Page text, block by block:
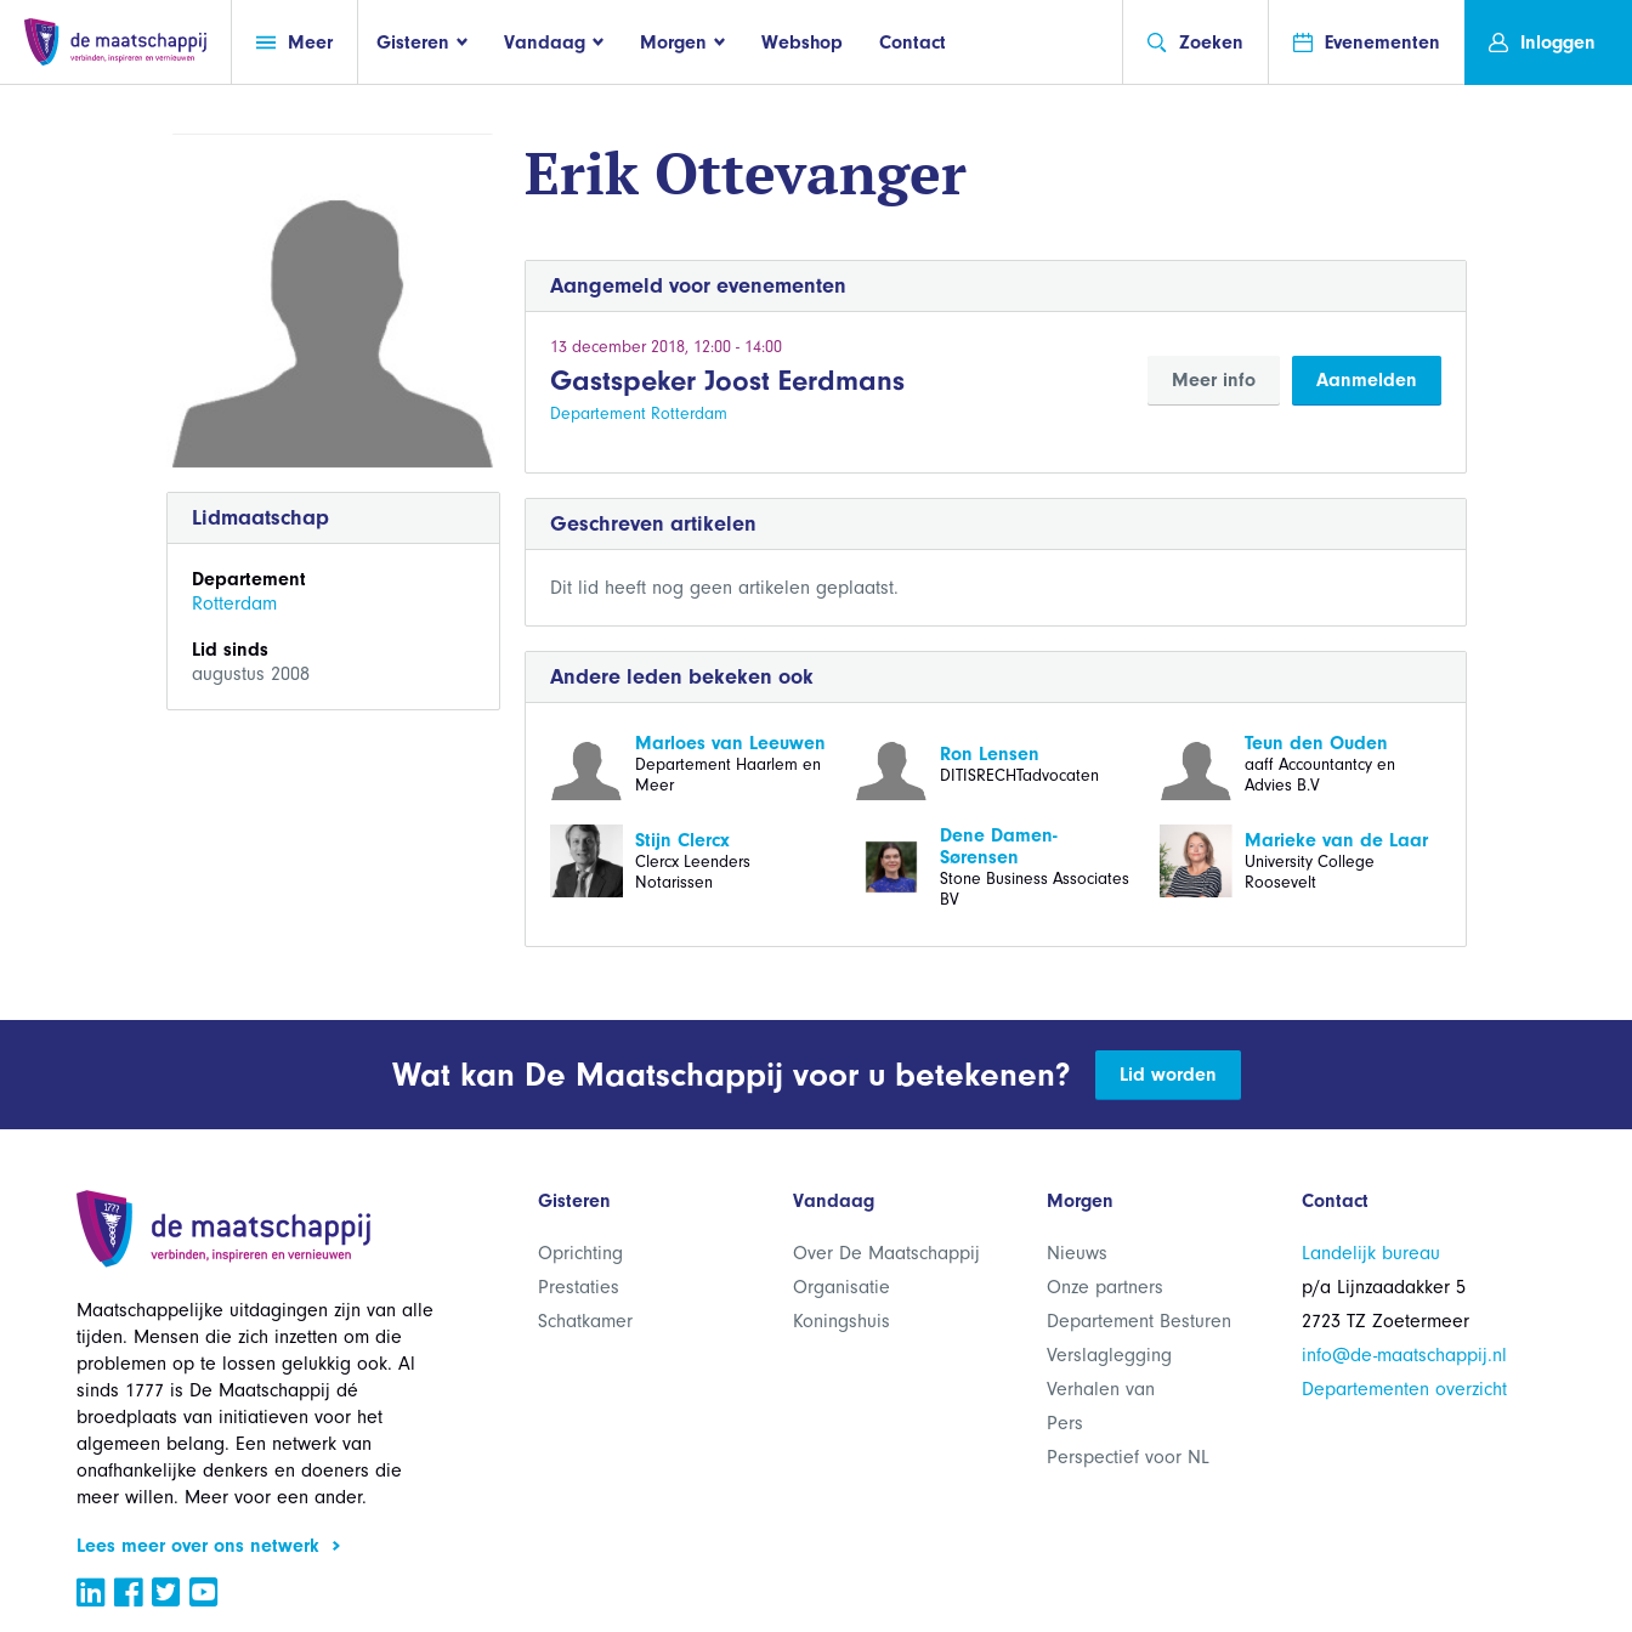
Meer Gisteren Vandaag Morgen Webshop Contact Zoeken Evenementen Inloggen
Lidmaatschap
Departement
Rotterdam
Lid sinds
augustus 2008
Erik Ottevanger
Aangemeld voor evenementen
13 december 2018, 12:00 - 14:00
Gastspeker Joost Eerdmans
Departement Rotterdam
Meer info Aanmelden
Geschreven artikelen
Dit lid heeft nog geen artikelen geplaatst.
Andere leden bekeken ook
Marloes van Leeuwen
Departement Haarlem en
Meer
Ron Lensen
DITISRECHTadvocaten
Teun den Ouden
aaff Accountantcy en
Advies B.V
Stijn Clercx
Clercx Leenders
Notarissen
Dene Damen-
Sørensen
Stone Business Associates
BV
Marieke van de Laar
University College
Roosevelt
Wat kan De Maatschappij voor u betekenen? Lid worden
Maatschappelijke uitdagingen zijn van alle
tijden. Mensen die zich inzetten om die
problemen op te lossen gelukkig ook. Al
sinds 1777 is De Maatschappij dé
broedplaats van initiatieven voor het
algemeen belang. Een netwerk van
onafhankelijke denkers en doeners die
meer willen. Meer voor een ander.
Lees meer over ons netwerk
Gisteren
Oprichting
Prestaties
Schatkamer
Vandaag
Over De Maatschappij
Organisatie
Koningshuis
Morgen
Nieuws
Onze partners
Departement Besturen
Verslaglegging
Verhalen van
Pers
Perspectief voor NL
Contact
Landelijk bureau
p/a Lijnzaadakker 5
2723 TZ Zoetermeer
info@de-maatschappij.nl
Departementen overzicht